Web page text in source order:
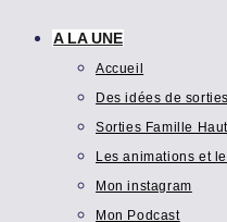
A LA UNE
Accueil
Des idées de
Sorties Famille
Les animations et
Mon instagram
Mon Podcast